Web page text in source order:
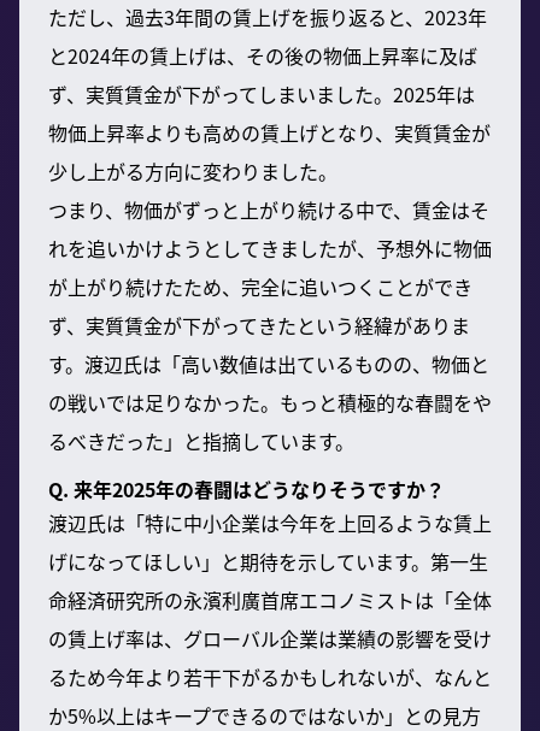
ただし、過去3年間の賃上げを振り返ると、2023年
と2024年の賃上げは、その後の物価上昇率に及ば
ず、実質賃金が下がってしまいました。2025年は
物価上昇率よりも高めの賃上げとなり、実質賃金が
少し上がる方向に変わりました。
つまり、物価がずっと上がり続ける中で、賃金はそ
れを追いかけようとしてきましたが、予想外に物価
が上がり続けたため、完全に追いつくことができ
ず、実質賃金が下がってきたという経緯がありま
す。渡辺氏は「高い数値は出ているものの、物価と
の戦いでは足りなかった。もっと積極的な春闘をや
るべきだった」と指摘しています。
Q. 来年2025年の春闘はどうなりそうですか？
渡辺氏は「特に中小企業は今年を上回るような賃上
げになってほしい」と期待を示しています。第一生
命経済研究所の永濱利廣首席エコノミストは「全体
の賃上げ率は、グローバル企業は業績の影響を受け
るため今年より若干下がるかもしれないが、なんと
か5%以上はキープできるのではないか」との見方